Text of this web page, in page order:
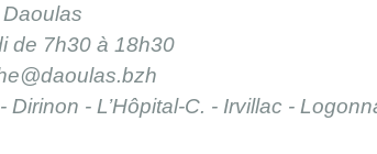
de 7h30 à 18h30
- L’Hôpital-C. - Irvillac -